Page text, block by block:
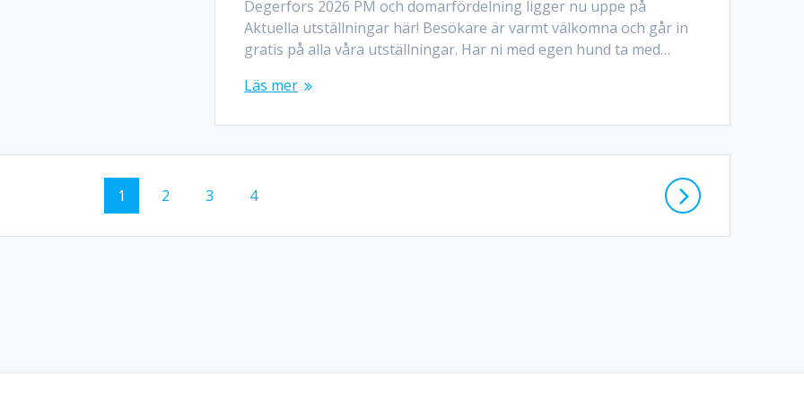
Degerfors 2026 PM och domarfördelning ligger nu uppe på
Aktuella utställningar här! Besökare är varmt välkomna och går in
gratis på alla våra utställningar. Har ni med egen hund ta med…
Läs mer
Sida
1 Sida
2 Sida
3 Sida
4